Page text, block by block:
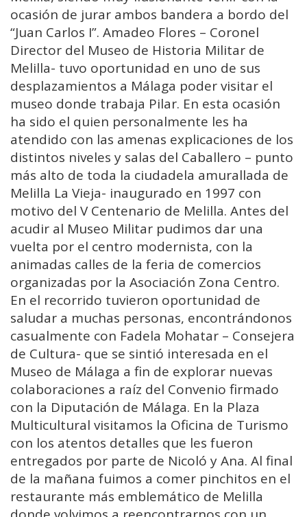
ocasión de jurar ambos bandera a bordo del
“Juan Carlos I”. Amadeo Flores – Coronel
Director del Museo de Historia Militar de
Melilla- tuvo oportunidad en uno de sus
desplazamientos a Málaga poder visitar el
museo donde trabaja Pilar. En esta ocasión
ha sido el quien personalmente les ha
atendido con las amenas explicaciones de los
distintos niveles y salas del Caballero – punto
más alto de toda la ciudadela amurallada de
Melilla La Vieja- inaugurado en 1997 con
motivo del V Centenario de Melilla. Antes del
acudir al Museo Militar pudimos dar una
vuelta por el centro modernista, con la
animadas calles de la feria de comercios
organizadas por la Asociación Zona Centro.
En el recorrido tuvieron oportunidad de
saludar a muchas personas, encontrándonos
casualmente con Fadela Mohatar – Consejera
de Cultura- que se sintió interesada en el
Museo de Málaga a fin de explorar nuevas
colaboraciones a raíz del Convenio firmado
con la Diputación de Málaga. En la Plaza
Multicultural visitamos la Oficina de Turismo
con los atentos detalles que les fueron
entregados por parte de Nicoló y Ana. Al final
de la mañana fuimos a comer pinchitos en el
restaurante más emblemático de Melilla